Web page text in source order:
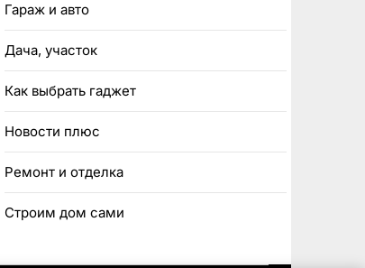
Гараж и авто
Дача, участок
Как выбрать гаджет
Новости плюс
Ремонт и отделка
Строим дом сами